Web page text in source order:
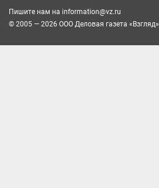
Пишите нам на information@vz.ru
© 2005 — 2026 ООО Деловая газета «Взгляд»